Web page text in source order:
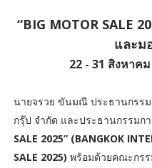
“BIG MOTOR SALE
และม
22 - 31 สิงหาค
นายจรวย ขันมณี ประธานกรร
กรุ๊ป จำกัด และประธานกรรมก
SALE 2025” (BANGKOK
SALE 2025) พร้อมด้วยคณะกร